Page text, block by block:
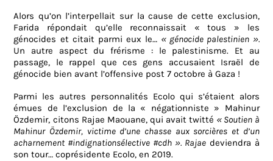
Alors qu’on l’interpellait sur la cause de cette exclusion,
Farida répondait qu’elle reconnaissait « tous » les
génocides et citait parmi eux le… « génocide palestinien ».
Un autre aspect du frérisme : le palestinisme. Et au
passage, le rappel que ces gens accusaient Israël de
génocide bien avant l’offensive post 7 octobre à Gaza !
Parmi les autres personnalités Ecolo qui s’étaient alors
émues de l’exclusion de la « négationniste » Mahinur
Özdemir, citons Rajae Maouane, qui avait twitté « Soutien à
Mahinur Özdemir, victime d’une chasse aux sorcières et d’un
acharnement #indignationsélective #cdh ». Rajaedeviendra à
son tour… coprésidente Ecolo, en 2019.